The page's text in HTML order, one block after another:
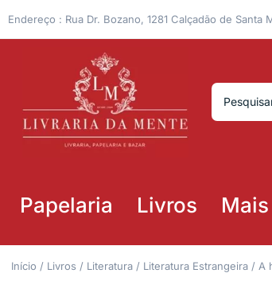
Endereço : Rua Dr. Bozano, 1281 Calçadão de Santa
Papelaria Livros
Início / Livros / Literatura / Literatura Estrangeira / A